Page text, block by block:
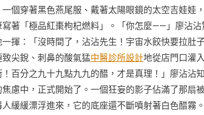
個穿著黑色燕尾服、戴著太陽眼鏡的太空吉娃娃
著「極品紅棗枸杞燃料」。「你怎麼——」廖沾
揮：「沒時間了，沾沾先生！宇宙水餃快要拉肚
尖銳、刺鼻的酸氣猛中醫診所設計地從店門口灌
百分之九十九點九九的醋，才是真理！」廖沾沾
慮中，正式開始了。一個狂妄的影子佔滿了那扇
緩緩漂浮進來，它的底座還不斷噴射著白色醋霧